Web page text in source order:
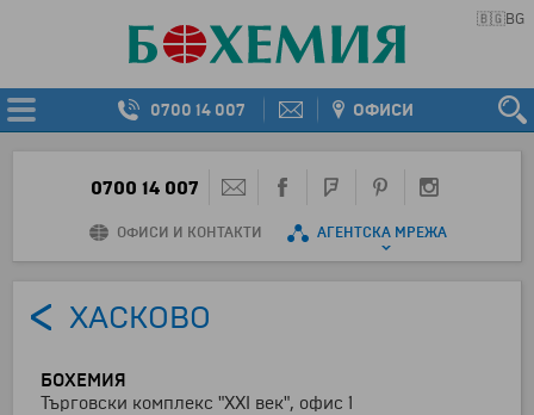
🇧🇬BG
0700 14 007 ОФИСИ
0700 14 007
ОФИСИ И КОНТАКТИ АГЕНТСКА МРЕЖА
ХАСКОВО
БОХЕМИЯ
Търговски комплекс "ХХІ век", офис 1